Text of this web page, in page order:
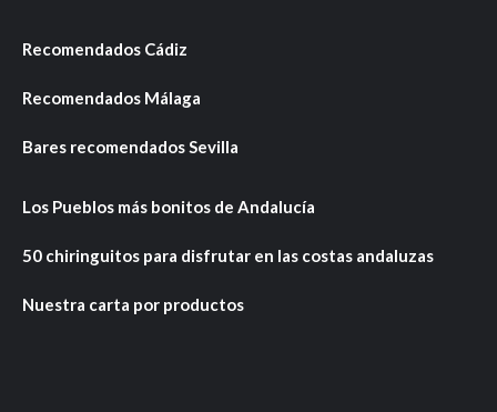
Recomendados Cádiz
Recomendados Málaga
Bares recomendados Sevilla
Los Pueblos más bonitos de Andalucía
50 chiringuitos para disfrutar en las costas andaluzas
Nuestra carta por productos